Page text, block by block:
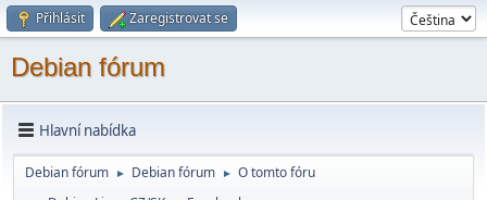
Přihlásit Zaregistrovat se
Debian fórum
Hlavní nabídka
Debian fórum ► Debian fórum ► O tomto fóru